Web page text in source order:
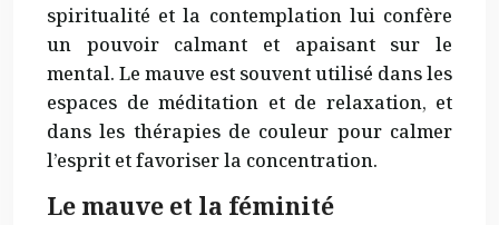
spiritualité et la contemplation lui confère
un pouvoir calmant et apaisant sur le
mental. Le mauve est souvent utilisé dans les
espaces de méditation et de relaxation, et
dans les thérapies de couleur pour calmer
l’esprit et favoriser la concentration.
Le mauve et la féminité